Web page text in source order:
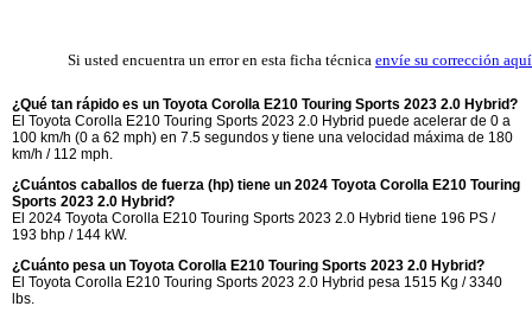
Si usted encuentra un error en esta ficha técnica envíe su corrección aquí
¿Qué tan rápido es un Toyota Corolla E210 Touring Sports 2023 2.0 Hybrid?
El Toyota Corolla E210 Touring Sports 2023 2.0 Hybrid puede acelerar de 0 a
100 km/h (0 a 62 mph) en 7.5 segundos y tiene una velocidad máxima de 180
km/h / 112 mph.
¿Cuántos caballos de fuerza (hp) tiene un 2024 Toyota Corolla E210 Touring
Sports 2023 2.0 Hybrid?
El 2024 Toyota Corolla E210 Touring Sports 2023 2.0 Hybrid tiene 196 PS /
193 bhp / 144 kW.
¿Cuánto pesa un Toyota Corolla E210 Touring Sports 2023 2.0 Hybrid?
El Toyota Corolla E210 Touring Sports 2023 2.0 Hybrid pesa 1515 Kg / 3340
lbs.